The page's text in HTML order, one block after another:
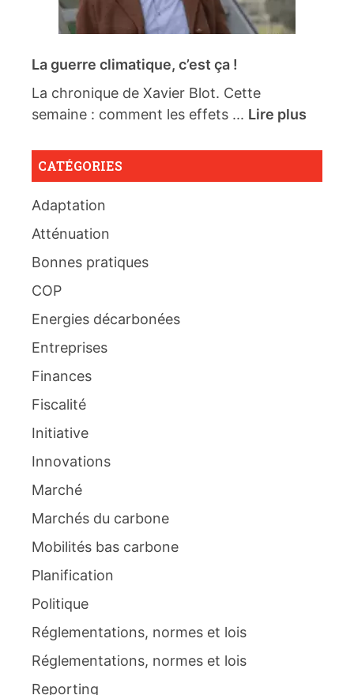
La guerre climatique, c’est ça !
La chronique de Xavier Blot. Cette
semaine : comment les effets ... Lire plus
CATÉGORIES
Adaptation
Atténuation
Bonnes pratiques
COP
Energies décarbonées
Entreprises
Finances
Fiscalité
Initiative
Innovations
Marché
Marchés du carbone
Mobilités bas carbone
Planification
Politique
Réglementations, normes et lois
Réglementations, normes et lois
Reporting